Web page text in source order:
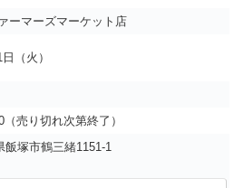
ーマーズマーケット店
（火）
売り切れ次第終了）
飯塚市鶴三緒1151-1